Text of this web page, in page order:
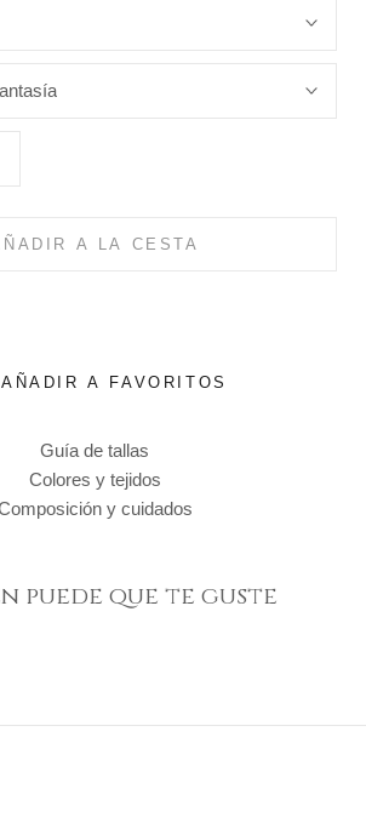
A LA CESTA
AÑADIR A FAVORITOS
Guía de tallas
Colores y tejidos
y cuidados
puede que te guste